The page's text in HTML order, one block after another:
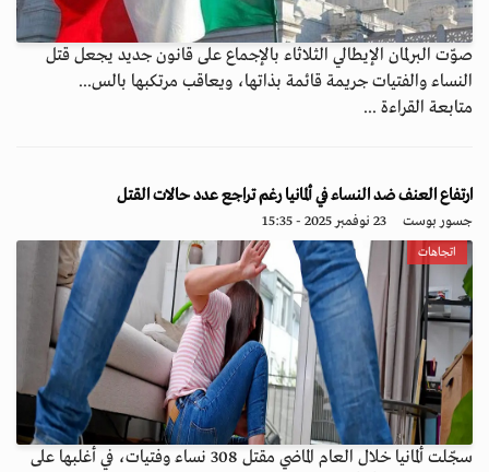
صوّت البرلمان الإيطالي الثلاثاء بالإجماع على قانون جديد يجعل قتل
النساء والفتيات جريمة قائمة بذاتها، ويعاقب مرتكبها بالس...
متابعة القراءة ...
ارتفاع العنف ضد النساء في ألمانيا رغم تراجع عدد حالات القتل
جسور بوست 23 نوفمبر 2025 - 15:35
اتجاهات
سجّلت ألمانيا خلال العام الماضي مقتل 308 نساء وفتيات، في أغلبها على